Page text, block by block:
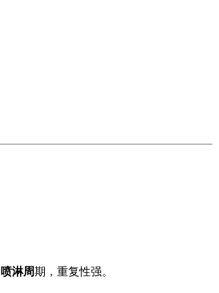
喷淋周期，重复性强。